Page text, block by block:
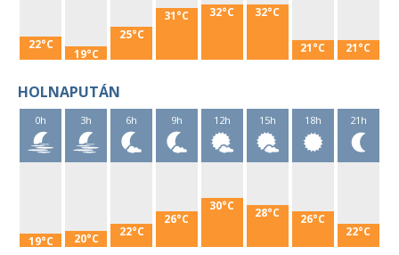
22°C
19°C
25°C
31°C 32°C 32°C
21°C 21°C
HOLNAPUTÁN
0h
19°C
3h
20°C
6h
22°C
9h
26°C
12h
30°C
15h
28°C
18h
26°C
21h
22°C